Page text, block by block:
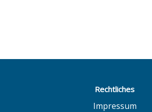
Rechtliches
Impressum